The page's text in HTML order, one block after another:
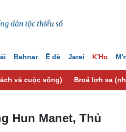
Bahnar Ê đê Jarai K'Ho
và cuộc sống) Broă lơh sa
Hun Manet, Thủ